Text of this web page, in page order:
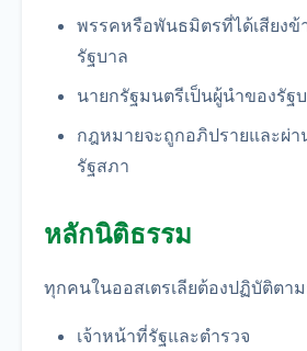
พรรคหรือพันธมิตรที่ได้เสียงข้
รัฐบาล
นายกรัฐมนตรีเป็นผู้นำของรัฐ
กฎหมายจะถูกอภิปรายและผ่า
รัฐสภา
หลักนิติธรรม
ทุกคนในออสเตรเลียต้องปฏิบัติตา
เจ้าหน้าที่รัฐและตำรวจ